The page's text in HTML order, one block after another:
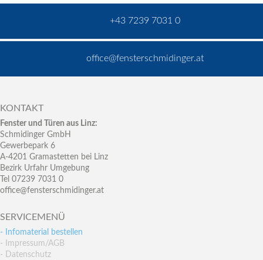
+43 7239 7031 0
office@fensterschmidinger.at
KONTAKT
Fenster und Türen aus Linz:
Schmidinger GmbH
Gewerbepark 6
A-4201 Gramastetten bei Linz
Bezirk Urfahr Umgebung
Tel 07239 7031 0
office@fensterschmidinger.at
SERVICEMENÜ
- Infomaterial bestellen
- Impressum/AGB
- Datenschutz